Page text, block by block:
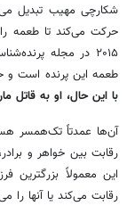
شکارچی مهیب تبدیل
حرکت می‌کند تا طعمه
۲۰۱۵ در مجله
طعمه این پرنده است و حدود ۷۱ درصد از وعده‌های غذایی آن را
با این حال، او به قاتل
آن‌ها عمدتاً تک‌همسر
رقابت بین خواهر و
این معمولاً بزرگترین
رقابت می‌کند یا آنها را